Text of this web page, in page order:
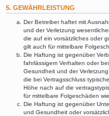
5. GEWÄHRLEISTUNG
Der Betreiber haftet mit
und der Verletzung
die auf ein vorsätzliches oder
gilt auch für mittelbare
Die Haftung ist gegenüber
fahrlässigem Verhalten oder
Gesundheit und der
die bei Vertragsschluss
Höhe nach auf die
für mittelbare Folgeschäden
Die Haftung ist gegenüber
und Gesundheit oder